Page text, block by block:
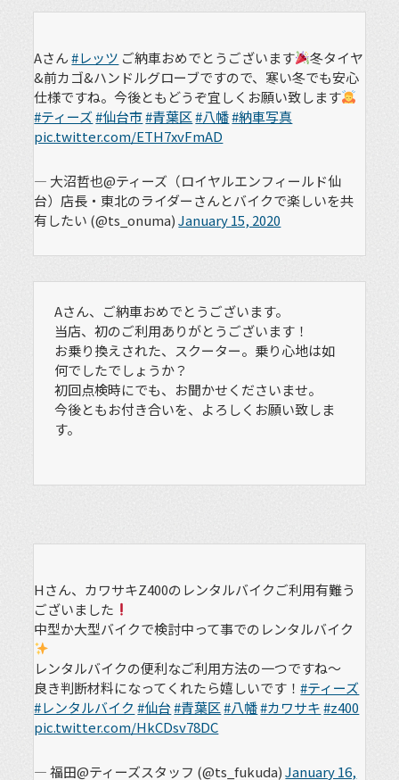
Aさん#レッツ ご納車おめでとうございます
冬タイヤ
&前カゴ&ハンドルグローブですので、寒い冬でも安心
仕様ですね。今後ともどうぞ宜しくお願い致します
#ティーズ#仙台市#青葉区 #八幡#納車写真
pic.twitter.com/ETH7xvFmAD
— 大沼哲也@ティーズ（ロイヤルエンフィールド仙
台）店長・東北のライダーさんとバイクで楽しいを共
有したい (@ts_onuma)January 15, 2020
Aさん、ご納車おめでとうございます。
当店、初のご利用ありがとうございます！
お乗り換えされた、スクーター。乗り心地は如
何でしたでしょうか？
初回点検時にでも、お聞かせくださいませ。
今後ともお付き合いを、よろしくお願い致しま
す。
Hさん、カワサキZ400のレンタルバイクご利用有難う
ございました
中型か大型バイクで検討中って事でのレンタルバイク
レンタルバイクの便利なご利用方法の一つですね〜
良き判断材料になってくれたら嬉しいです！#ティーズ
#レンタルバイク #仙台#青葉区 #八幡#カワサキ #z400
pic.twitter.com/HkCDsv78DC
— 福田@ティーズスタッフ (@ts_fukuda)January 16,